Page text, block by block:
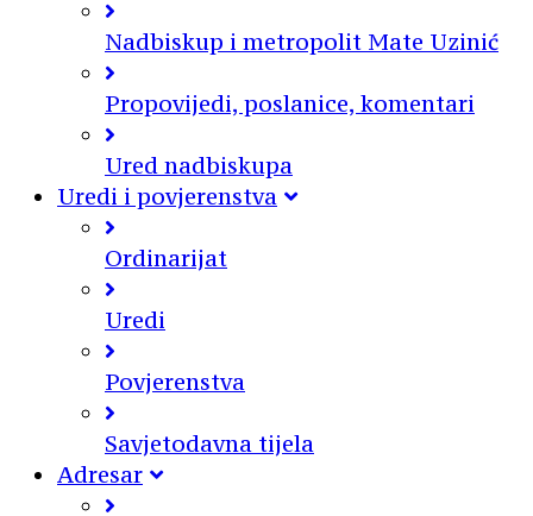
Nadbiskup i metropolit Mate Uzinić
Propovijedi, poslanice, komentari
Ured nadbiskupa
Uredi i povjerenstva
Ordinarijat
Uredi
Povjerenstva
Savjetodavna tijela
Adresar